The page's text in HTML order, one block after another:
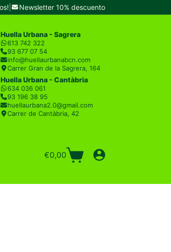
Newsletter 10% descuento
Huella Urbana - Sagrera
613 742 322
93 677 07 54
info@huellaurbanabcn.com
Carrer Gran de la Sagrera, 164
Huella Urbana - Cantàbria
634 036 061
93 196 38 95
huellaurbana2.0@gmail.com
Carrer de Cantàbria, 42
Carro
€0,00